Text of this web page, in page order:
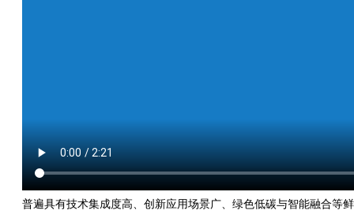
普遍具有技术集成度高、创新应用场景广、绿色低碳与智能融合等